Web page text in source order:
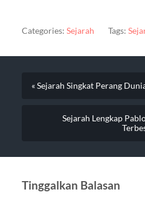
Categories: Sejarah Tags:
« Sejarah Singkat Perang
Sejarah Lengkap
Tinggalkan Balasan